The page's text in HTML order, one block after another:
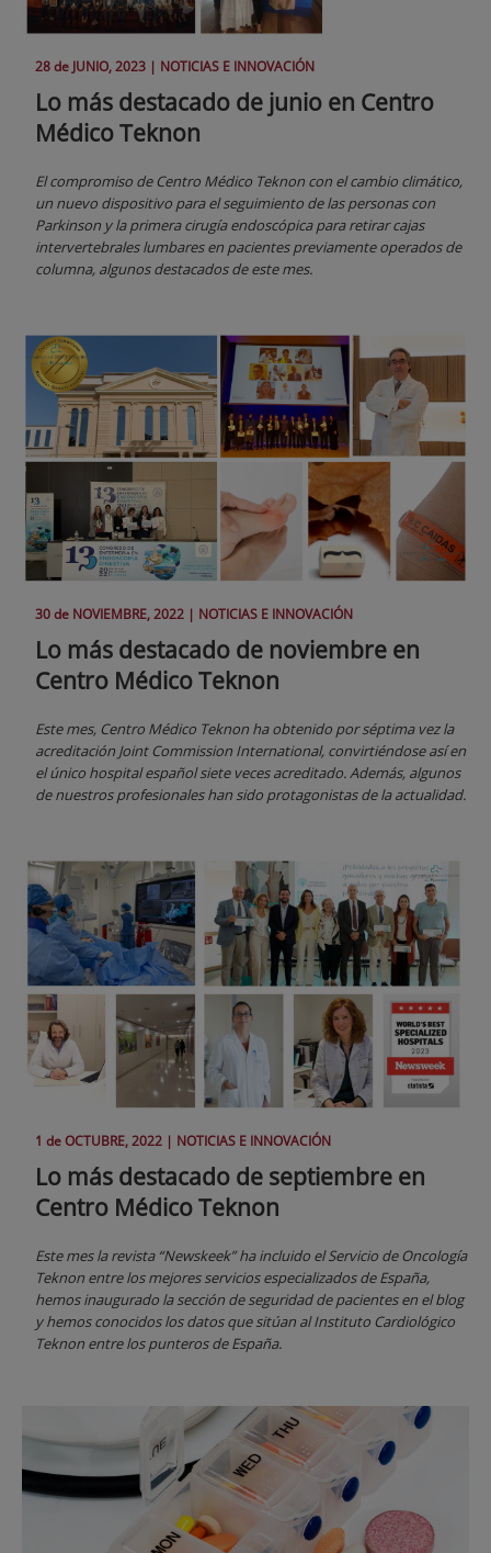
28 de JUNIO, 2023 | NOTICIAS E INNOVACIÓN
Lo más destacado de junio en Centro
Médico Teknon
El compromiso de Centro Médico Teknon con el cambio climático,
un nuevo dispositivo para el seguimiento de las personas con
Parkinson y la primera cirugía endoscópica para retirar cajas
intervertebrales lumbares en pacientes previamente operados de
columna, algunos destacados de este mes.
30 de NOVIEMBRE, 2022 | NOTICIAS E INNOVACIÓN
Lo más destacado de noviembre en
Centro Médico Teknon
Este mes, Centro Médico Teknon ha obtenido por séptima vez la
acreditación Joint Commission International, convirtiéndose así en
el único hospital español siete veces acreditado. Además, algunos
de nuestros profesionales han sido protagonistas de la actualidad.
1 deOCTUBRE, 2022 | NOTICIAS E INNOVACIÓN
Lo más destacado de septiembre en
Centro Médico Teknon
Este mes la revista “Newskeek” ha incluido el Servicio de Oncología
Teknon entre los mejores servicios especializados de España,
hemos inaugurado la sección de seguridad de pacientes en el blog
y hemos conocidos los datos que sitúan al Instituto Cardiológico
Teknon entre los punteros de España.